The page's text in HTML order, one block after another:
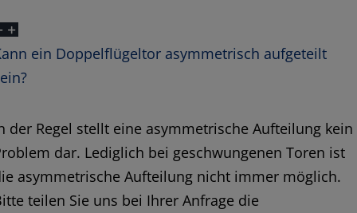
ein Doppelflügeltor asymmetrisch aufgeteilt
der Regel stellt eine asymmetrische Aufteilung kein
dar. Lediglich bei geschwungenen Toren ist
asymmetrische Aufteilung nicht immer möglich.
teilen Sie uns bei Ihrer Anfrage die